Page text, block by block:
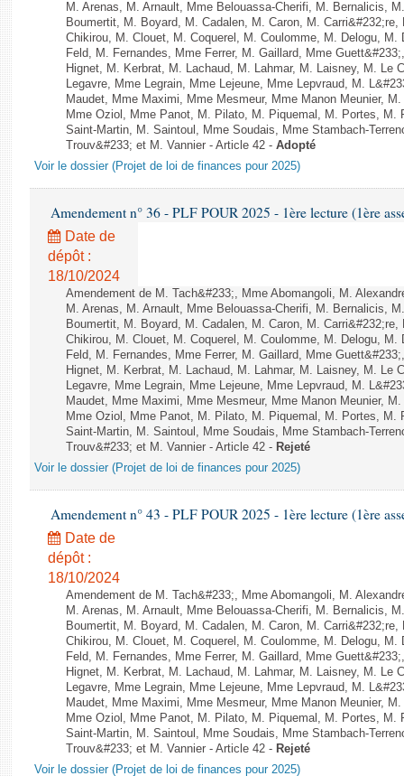
M. Arenas, M. Arnault, Mme Belouassa-Cherifi, M. Bernalicis,
Boumertit, M. Boyard, M. Cadalen, M. Caron, M.
Chikirou, M. Clouet, M. Coquerel, M. Coulomme, M. Delogu, M.
Feld, M. Fernandes, Mme Ferrer, M. Gaillard, Mme
Hignet, M. Kerbrat, M. Lachaud, M. Lahmar, M. Laisney, M. Le
Legavre, Mme Legrain, Mme Lejeune, Mme Lepvraud, M.
Maudet, Mme Maximi, Mme Mesmeur, Mme Manon Meunier,
Mme Oziol, Mme Panot, M. Pilato, M. Piquemal, M. Portes, M.
Saint-Martin, M. Saintoul, Mme Soudais, Mme Stambach-
Trouv&#233; et M. Vannier - Article 42 - Adopté
Voir le dossier (Projet de loi de finances pour 2025)
Amendement n° 36 - PLF POUR 2025 - 1ère lecture (1ère
Date de
dépôt :
18/10/2024
Amendement de M. Tach&#233;, Mme Abomangoli, M.
M. Arenas, M. Arnault, Mme Belouassa-Cherifi, M. Bernalicis,
Boumertit, M. Boyard, M. Cadalen, M. Caron, M.
Chikirou, M. Clouet, M. Coquerel, M. Coulomme, M. Delogu, M.
Feld, M. Fernandes, Mme Ferrer, M. Gaillard, Mme
Hignet, M. Kerbrat, M. Lachaud, M. Lahmar, M. Laisney, M. Le
Legavre, Mme Legrain, Mme Lejeune, Mme Lepvraud, M.
Maudet, Mme Maximi, Mme Mesmeur, Mme Manon Meunier,
Mme Oziol, Mme Panot, M. Pilato, M. Piquemal, M. Portes, M.
Saint-Martin, M. Saintoul, Mme Soudais, Mme Stambach-
Trouv&#233; et M. Vannier - Article 42 - Rejeté
Voir le dossier (Projet de loi de finances pour 2025)
Amendement n° 43 - PLF POUR 2025 - 1ère lecture (1ère
Date de
dépôt :
18/10/2024
Amendement de M. Tach&#233;, Mme Abomangoli, M.
M. Arenas, M. Arnault, Mme Belouassa-Cherifi, M. Bernalicis,
Boumertit, M. Boyard, M. Cadalen, M. Caron, M.
Chikirou, M. Clouet, M. Coquerel, M. Coulomme, M. Delogu, M.
Feld, M. Fernandes, Mme Ferrer, M. Gaillard, Mme
Hignet, M. Kerbrat, M. Lachaud, M. Lahmar, M. Laisney, M. Le
Legavre, Mme Legrain, Mme Lejeune, Mme Lepvraud, M.
Maudet, Mme Maximi, Mme Mesmeur, Mme Manon Meunier,
Mme Oziol, Mme Panot, M. Pilato, M. Piquemal, M. Portes, M.
Saint-Martin, M. Saintoul, Mme Soudais, Mme Stambach-
Trouv&#233; et M. Vannier - Article 42 - Rejeté
Voir le dossier (Projet de loi de finances pour 2025)